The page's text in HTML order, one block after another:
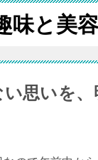
味と美
思いを、